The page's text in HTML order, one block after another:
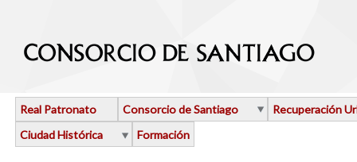
Real Patronato Consorcio de Santiago
Recuperación
Ciudad Histórica
Formación